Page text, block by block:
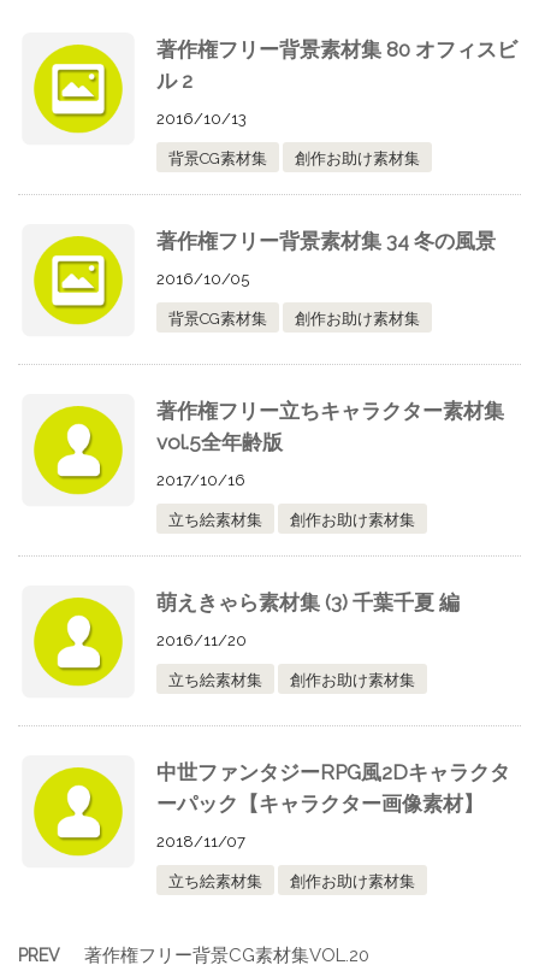
著作権フリー背景素材集 80 オフィスビ
ル 2
2016/10/13
背景CG素材集 創作お助け素材集
著作権フリー背景素材集 34 冬の風景
2016/10/05
背景CG素材集 創作お助け素材集
著作権フリー立ちキャラクター素材集
vol.5全年齢版
2017/10/16
立ち絵素材集 創作お助け素材集
萌えきゃら素材集 (3) 千葉千夏 編
2016/11/20
立ち絵素材集 創作お助け素材集
中世ファンタジーRPG風2Dキャラクタ
ーパック【キャラクター画像素材】
2018/11/07
立ち絵素材集 創作お助け素材集
PREV 著作権フリー背景CG素材集VOL.20